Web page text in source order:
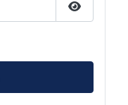
Afficher